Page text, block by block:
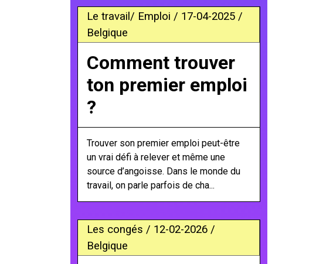
Le travail/ Emploi / 17-04-2025 /
Belgique
Comment trouver
ton premier emploi
?
Trouver son premier emploi peut-être
un vrai défi à relever et même une
source d’angoisse. Dans le monde du
travail, on parle parfois de cha...
Les congés / 12-02-2026 /
Belgique